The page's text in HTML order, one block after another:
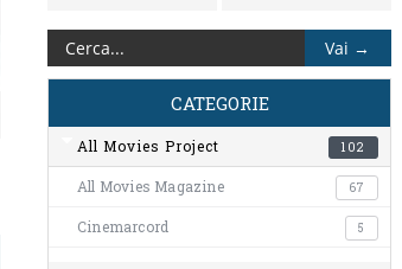
CATEGORIE
All Movies Project 102
All Movies Magazine 67
Cinemarcord 5